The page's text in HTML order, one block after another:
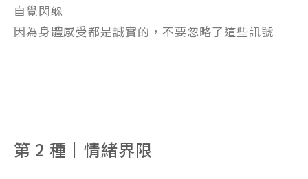
自覺閃躲
因為身體感受都是誠實的，不要忽略了這些訊號
第 2 種｜情緒界限